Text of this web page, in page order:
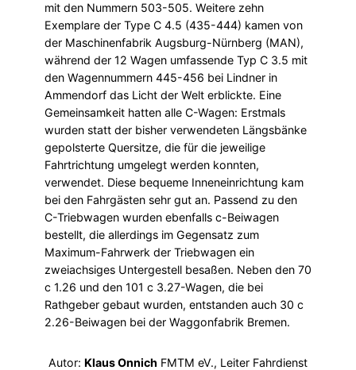
mit den Nummern 503-505. Weitere zehn
Exemplare der Type C 4.5 (435-444) kamen von
der Maschinenfabrik Augsburg-Nürnberg (MAN),
während der 12 Wagen umfassende Typ C 3.5 mit
den Wagennummern 445-456 bei Lindner in
Ammendorf das Licht der Welt erblickte. Eine
Gemeinsamkeit hatten alle C-Wagen: Erstmals
wurden statt der bisher verwendeten Längsbänke
gepolsterte Quersitze, die für die jeweilige
Fahrtrichtung umgelegt werden konnten,
verwendet. Diese bequeme Inneneinrichtung kam
bei den Fahrgästen sehr gut an. Passend zu den
C-Triebwagen wurden ebenfalls c-Beiwagen
bestellt, die allerdings im Gegensatz zum
Maximum-Fahrwerk der Triebwagen ein
zweiachsiges Untergestell besaßen. Neben den 70
c 1.26 und den 101 c 3.27-Wagen, die bei
Rathgeber gebaut wurden, entstanden auch 30 c
2.26-Beiwagen bei der Waggonfabrik Bremen.
Autor: Klaus Onnich FMTM eV., Leiter Fahrdienst